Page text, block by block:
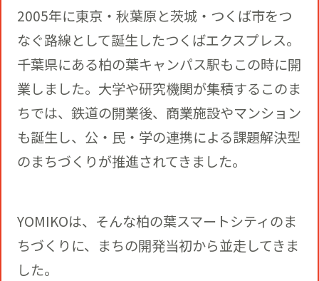
2005年に東京・秋葉原と茨城・つくば市をつ
なぐ路線として誕生したつくばエクスプレス。
千葉県にある柏の葉キャンパス駅もこの時に開
業しました。大学や研究機関が集積するこのま
ちでは、鉄道の開業後、商業施設やマンション
も誕生し、公・民・学の連携による課題解決型
のまちづくりが推進されてきました。
YOMIKOは、そんな柏の葉スマートシティのま
ちづくりに、まちの開発当初から並走してきま
した。